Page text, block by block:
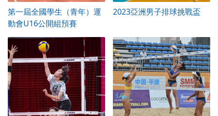
第一屆全國學生（青年）運
動會U16公開組預賽
2023亞洲男子排球挑戰盃